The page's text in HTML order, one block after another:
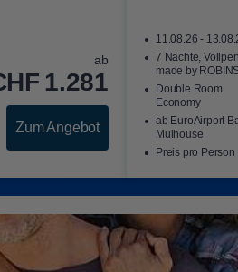
ab
1.281
Zum Angebot
11.08.26 -
7 Nächte,
made by
Double Room
Economy
ab EuroAirport
Mulhouse
Preis pro Person